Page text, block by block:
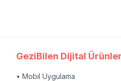
GeziBilen Dijital
• Mobil Uygulama